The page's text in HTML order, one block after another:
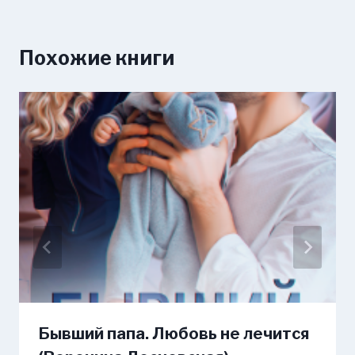
Похожие книги
Бывший папа. Любовь не лечится